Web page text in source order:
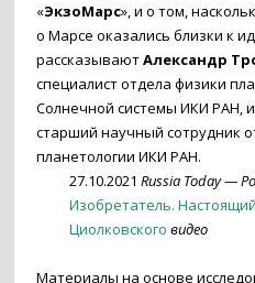
«ЭкзоМарс», и о том,
о Марсе оказались близки к
рассказываютАлександр
специалист отдела физики
Солнечной системы ИКИ РАН,
старший научный сотрудник
планетологии ИКИ РАН.
27.10.2021Russia Today —
Изобретатель.
Циолковского видео
Материалы на основе